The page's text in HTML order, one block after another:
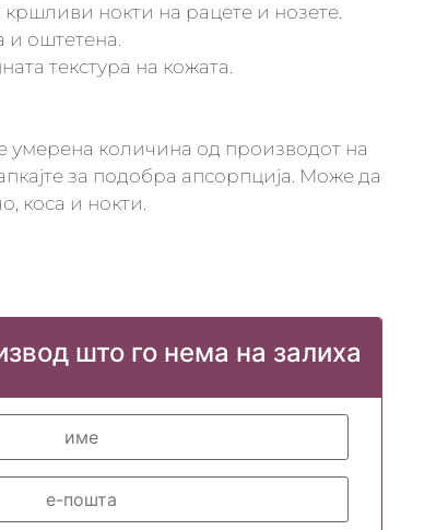
нокти на рацете и нозете.
и оштетена.
текстура на кожата.
умерена количина од производот на
за подобра апсорпција. Може да
коса и нокти.
што го нема на залиха